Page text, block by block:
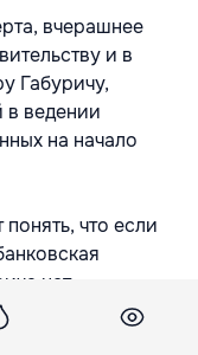
вчерашнее
и в
Габуричу,
ведении
на начало
что если
нет
так